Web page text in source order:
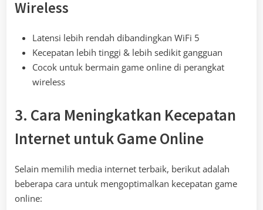
Wireless
Latensi lebih rendah dibandingkan WiFi 5
Kecepatan lebih tinggi & lebih sedikit gangguan
Cocok untuk bermain game online di perangkat
wireless
3. Cara Meningkatkan Kecepatan
Internet untuk Game Online
Selain memilih media internet terbaik, berikut adalah
beberapa cara untuk mengoptimalkan kecepatan game
online: